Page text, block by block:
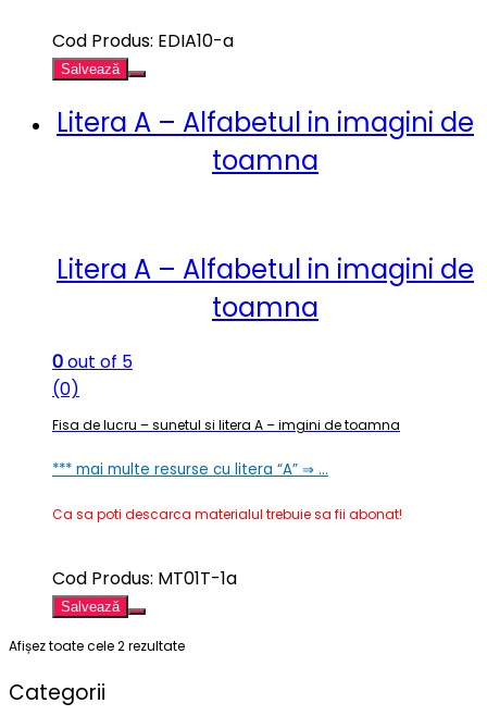
Cod Produs: EDIA10-a
Salvează
Litera A – Alfabetul in imagini de
toamna
Litera A – Alfabetul in imagini de
toamna
0out of 5
(0)
Fisa de lucru – sunetul si litera A – imgini de toamna
*** mai multe resurse cu litera “A” ⇒ …
Ca sa poti descarca materialul trebuie sa fii abonat!
Cod Produs: MT01T-1a
Salvează
Afișez toate cele 2 rezultate
Categorii